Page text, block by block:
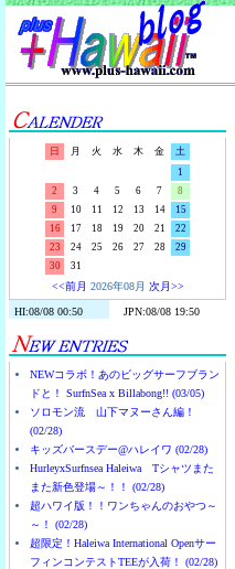
日 月 火 水 木 金
土
1
2
3 4 5 6 7
8
9
10 11 12 13 14
15
16
17 18 19 20 21
22
23
24 25 26 27 28
29
30
31
<<前月 2026年08月 次月>>
NEWコラボ！あのビッグサーフブラン
ドと！ SurfnSea x Billabong!! (03/05)
ソロモン流 山下マヌーさん編！
(02/28)
キッズバースデー@ハレイワ (02/28)
HurleyxSurfnsea Haleiwa Tシャツまた
また新色登場～！！ (02/28)
超ハワイ版！！ワンちゃんのおやつ～
～！ (02/28)
超限定！Haleiwa International Openサー
フィンコンテストTEEが入荷！ (02/28)